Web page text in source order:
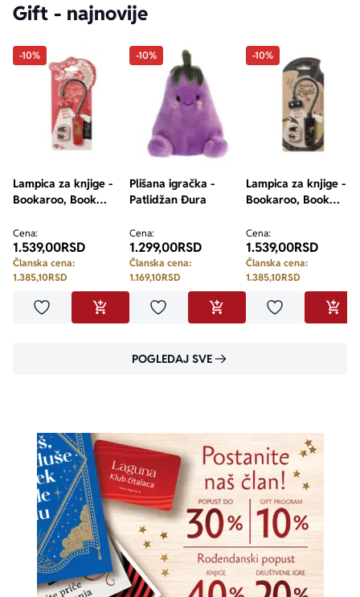
Gift - najnovije
-10%
Lampica za knjige -
Bookaroo, Book
Dragon
Cena:
1.539,00RSD
Članska cena:
1.385,10RSD
Dodaj u omiljeneDODAJ U KORPU
-10%
Plišana igračka -
Patlidžan Đura
Cena:
1.299,00RSD
Članska cena:
1.169,10RSD
Dodaj u omiljeneDODAJ U KORPU
-10%
Lampica za knjige -
Bookaroo, Book
Cena:
1.539,00RSD
Članska cena:
1.385,10RSD
Dodaj u
POGLEDAJ SVE